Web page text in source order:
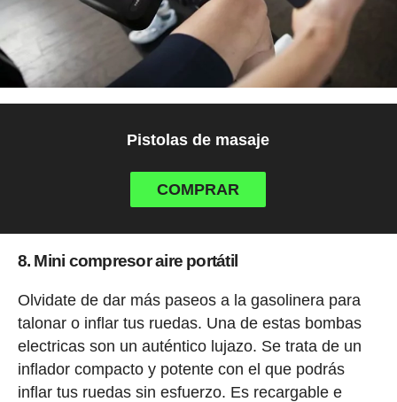
Pistolas de masaje
COMPRAR
8. Mini compresor aire portátil
Olvidate de dar más paseos a la gasolinera para
talonar o inflar tus ruedas. Una de estas bombas
electricas son un auténtico lujazo. Se trata de un
inflador compacto y potente con el que podrás
inflar tus ruedas sin esfuerzo. Es recargable e